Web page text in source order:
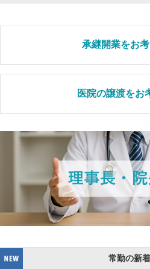
承継開業をお
医院の譲渡をお
常勤の新